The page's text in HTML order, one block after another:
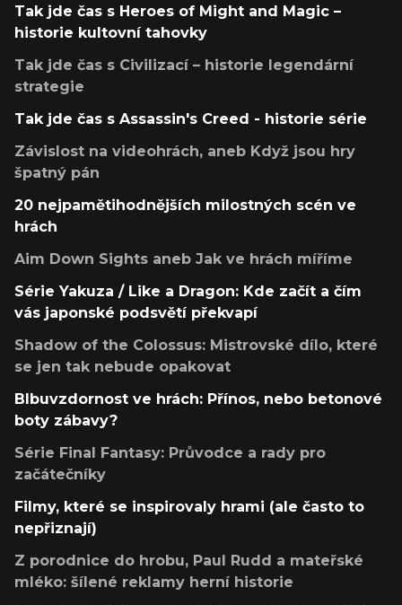
Tak jde čas s Heroes of Might and Magic –
historie kultovní tahovky
Tak jde čas s Civilizací – historie legendární
strategie
Tak jde čas s Assassin's Creed - historie série
Závislost na videohrách, aneb Když jsou hry
špatný pán
20 nejpamětihodnějších milostných scén ve
hrách
Aim Down Sights aneb Jak ve hrách míříme
Série Yakuza / Like a Dragon: Kde začít a čím
vás japonské podsvětí překvapí
Shadow of the Colossus: Mistrovské dílo, které
se jen tak nebude opakovat
Blbuvzdornost ve hrách: Přínos, nebo betonové
boty zábavy?
Série Final Fantasy: Průvodce a rady pro
začátečníky
Filmy, které se inspirovaly hrami (ale často to
nepřiznají)
Z porodnice do hrobu, Paul Rudd a mateřské
mléko: šílené reklamy herní historie